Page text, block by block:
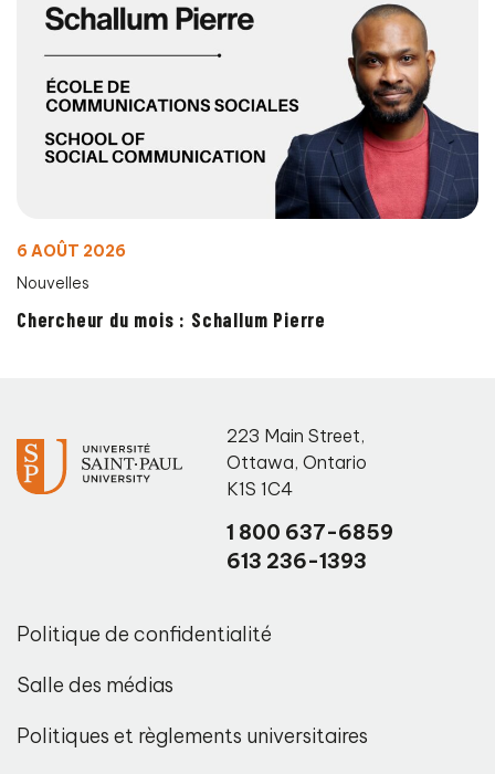
6 AOÛT 2026
Nouvelles
Chercheur du mois : Schallum Pierre
223 Main Street,
Ottawa, Ontario
K1S 1C4
1 800 637-6859
613 236-1393
Politique de confidentialité
Salle des médias
Politiques et règlements universitaires